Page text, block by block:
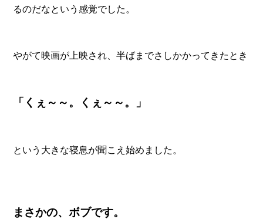
るのだなという感覚でした。
やがて映画が上映され、半ばまでさしかかってきたとき
「くぇ～～。くぇ～～。」
という大きな寝息が聞こえ始めました。
まさかの、ボブです。